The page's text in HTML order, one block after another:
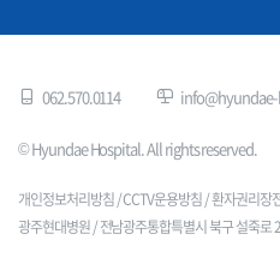
062.570.0114
© Hyundae Hospital. All rights reserved.
개인정보처리방침/CCTV운용방침/환자권리장
광주현대병원 / 전남광주통합특별시 북구 설죽